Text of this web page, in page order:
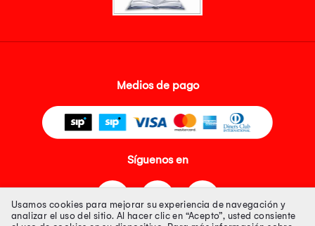
Medios de pago
Síguenos en
Usamos cookies para mejorar su experiencia de navegación y
analizar el uso del sitio. Al hacer clic en “Acepto”, usted consiente